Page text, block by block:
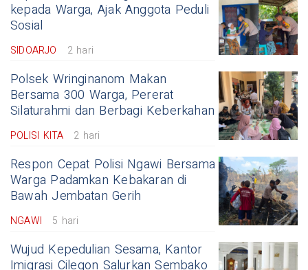
kepada Warga, Ajak Anggota Peduli
Sosial
SIDOARJO 2 hari
Polsek Wringinanom Makan
Bersama 300 Warga, Pererat
Silaturahmi dan Berbagi Keberkahan
POLISI KITA 2 hari
Respon Cepat Polisi Ngawi Bersama
Warga Padamkan Kebakaran di
Bawah Jembatan Gerih
NGAWI 5 hari
Wujud Kepedulian Sesama, Kantor
Imigrasi Cilegon Salurkan Sembako